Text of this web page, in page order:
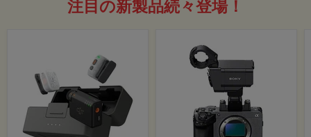
注目の新製品続々登場！